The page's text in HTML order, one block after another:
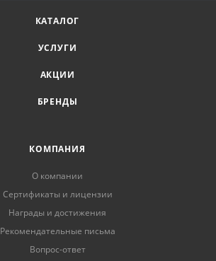
КАТАЛОГ
УСЛУГИ
АКЦИИ
БРЕНДЫ
КОМПАНИЯ
О компании
Сертификаты и лицензии
Награды и достижения
Рекомендательные письма
Вопрос-ответ